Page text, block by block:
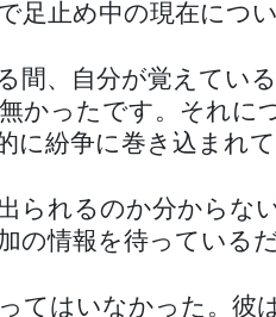
足止め中の現在につ
間、自分が覚えてい
かったです。それに
に紛争に巻き込まれ
られるのか分からな
の情報を待っている
てはいなかった。彼